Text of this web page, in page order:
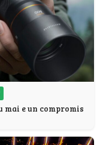
mai e un compromis